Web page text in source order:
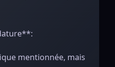
mentionnée, mais